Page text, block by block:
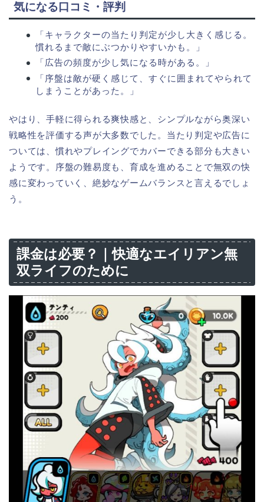
気になる口コミ・評判
「キャラクターの当たり判定が少し大きく感じる。
慣れるまで敵にぶつかりやすいかも。」
「広告の頻度が少し気になる時がある。」
「序盤は敵が硬く感じて、すぐに囲まれてやられて
しまうことがあった。」
やはり、手軽に得られる爽快感と、シンプルながら奥深い
戦略性を評価する声が大多数でした。当たり判定や広告に
ついては、慣れやプレイングでカバーできる部分も大きい
ようです。序盤の難易度も、育成を進めることで無双の快
感に変わっていく、絶妙なゲームバランスと言えるでしょ
う。
課金は必要？｜快適なエイリアン無
双ライフのために